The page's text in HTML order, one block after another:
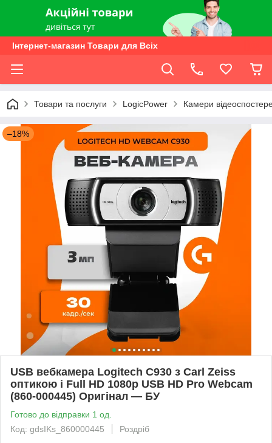
Інтернет-магазин Товари для Всіх
Товари та послуги LogicPower Камери
–18%
USB вебкамера Logitech C930 з Carl Zeiss
оптикою і Full HD 1080p USB HD Pro Webcam
(860-000445) Оригінал — БУ
Готово до відправки 1 од.
Код: gdsIKs_860000445
Роздріб